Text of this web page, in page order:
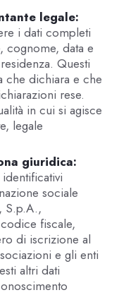
legale:
i dati completi
cognome, data e
Questi
che dichiara e che
rese.
in cui si agisce
legale
giuridica:
sociale
S.p.A.,
fiscale,
di iscrizione al
e gli enti
altri dati